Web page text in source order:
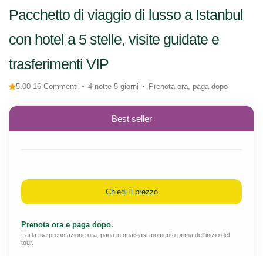
Pacchetto di viaggio di lusso a Istanbul
con hotel a 5 stelle, visite guidate e
trasferimenti VIP
5.00 16 Commenti 4 notte 5 giorni Prenota ora, paga dopo
Best seller
Chiedi il prezzo
Prenota ora e paga dopo.
Fai la tua prenotazione ora, paga in qualsiasi momento prima dell'inizio del
tour.